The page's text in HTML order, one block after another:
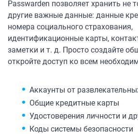
Passwarden позволяет хранить не
другие важные данные: данные
номера социального страхования,
идентификационные карты,
заметки и т. д. Просто создайте
откройте доступ ко всем
Аккаунты от
Общие кредитные карты
Удостоверения личности и
Коды системы безопасности